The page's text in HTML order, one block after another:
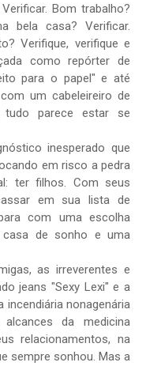
Bom trabalho?
bela casa? Verificar.
Verifique, verifique e
como repórter de
para o papel" e até
um cabeleireiro de
tudo parece estar se
inesperado que
em risco a pedra
ter filhos. Com seus
em sua lista de
com uma escolha
casa de sonho e uma
as irreverentes e
jeans "Sexy Lexi" e a
incendiária nonagenária
da medicina
relacionamentos, na
sempre sonhou. Mas a